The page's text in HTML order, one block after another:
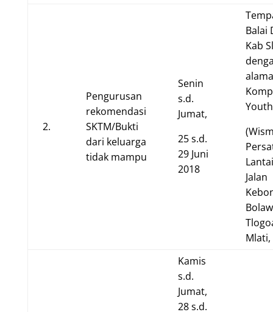
2.
Pengurusan
rekomendasi
SKTM/Bukti
dari keluarga
tidak mampu
Senin
s.d.
Jumat,
25 s.d.
29 Juni
2018
Balai
Kab
Jalan
Mlati,
Kamis
s.d.
Jumat,
28 s.d.